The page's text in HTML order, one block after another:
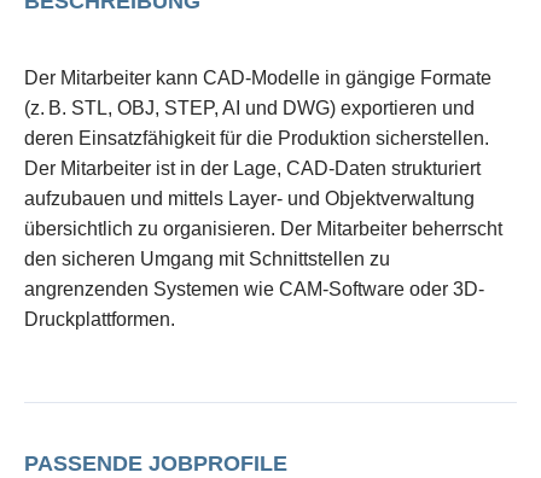
Der Mitarbeiter kann CAD-Modelle in gängige Formate
(z. B. STL, OBJ, STEP, AI und DWG) exportieren und
deren Einsatzfähigkeit für die Produktion sicherstellen.
Der Mitarbeiter ist in der Lage, CAD-Daten strukturiert
aufzubauen und mittels Layer- und Objektverwaltung
übersichtlich zu organisieren. Der Mitarbeiter beherrscht
den sicheren Umgang mit Schnittstellen zu
angrenzenden Systemen wie CAM-Software oder 3D-
Druckplattformen.
PASSENDE JOBPROFILE